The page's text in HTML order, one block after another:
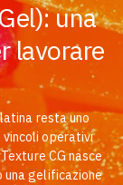
una
lavorare
resta uno
vincoli operativi
CG nasce
una gelificazione